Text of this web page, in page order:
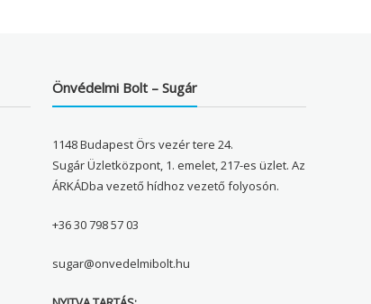
Önvédelmi Bolt – Sugár
1148 Budapest Örs vezér tere 24.
Sugár Üzletközpont, 1. emelet, 217-es üzlet. Az
ÁRKÁDba vezető hídhoz vezető folyosón.
+36 30 798 57 03
sugar@onvedelmibolt.hu